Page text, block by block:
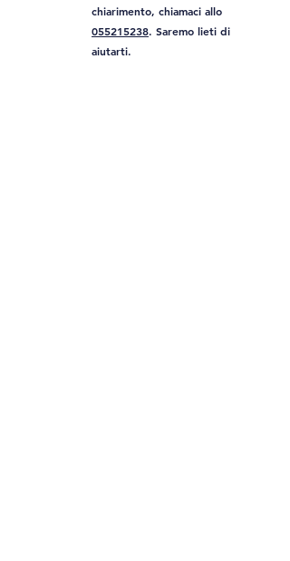
chiarimento, chiamaci allo
055215238. Saremo lieti di
aiutarti.